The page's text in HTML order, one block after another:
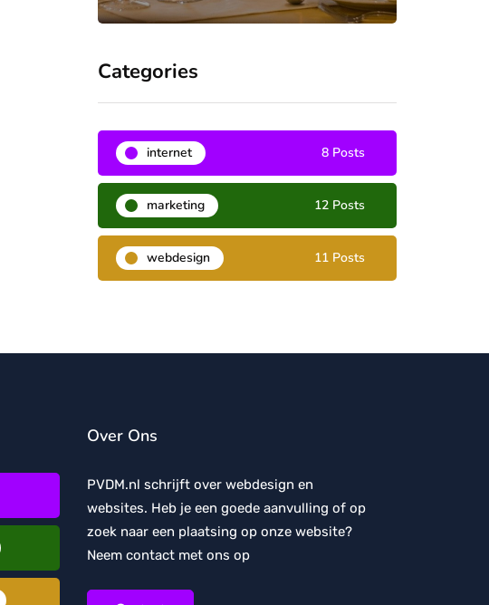
Categories
internet 8 Posts
marketing 12 Posts
webdesign 11 Posts
Over Ons
PVDM.nl schrijft over webdesign en
websites. Heb je een goede aanvulling of op
zoek naar een plaatsing op onze website?
Neem contact met ons op